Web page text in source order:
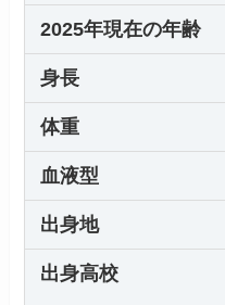
2025年現在の年齢
身長
体重
血液型
出身地
出身高校